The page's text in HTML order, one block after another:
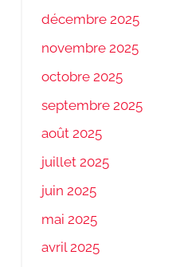
décembre 2025
novembre 2025
octobre 2025
septembre 2025
août 2025
juillet 2025
juin 2025
mai 2025
avril 2025